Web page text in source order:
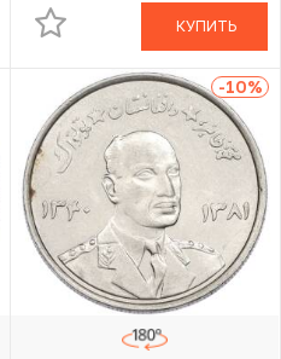
КУПИТЬ
-10%